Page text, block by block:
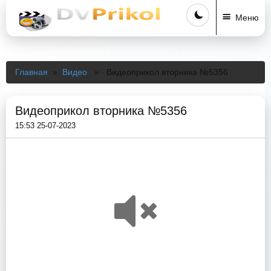
Меню
Главная » Видео » Видеоприкол вторника №5356
Видеоприкол вторника №5356
15:53 25-07-2023